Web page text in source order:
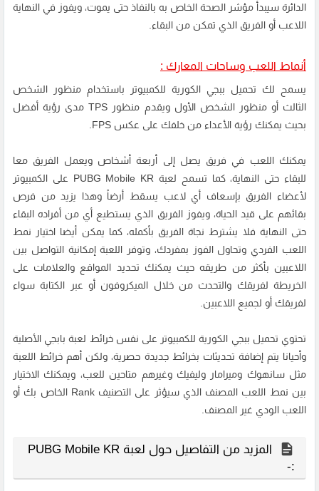
الدائرة سيبدأ مؤشر الصحة الخاص به بالنفاذ حتى يموت، ويفوز في النهاية
اللاعب أو الفريق الذي تمكن من البقاء.
أنماط اللعب وساحات المعارك :
يسمح لك تحميل ببجي الكورية للكمبيوتر باستخدام منظور الشخص
الثالث أو منظور الشخص الأول ويقدم منظور TPS مدى رؤية أفضل
بحيث يمكنك رؤية الأعداء من خلفك على عكس FPS.
يمكنك اللعب في فريق يصل إلى أربعة أشخاص ويعمل الفريق معا
للبقاء حتى النهاية، كما تسمح لعبة PUBG Mobile KR على الكمبيوتر
لأعضاء الفريق بإسعاف أي لاعب يسقط أرضاً وهذا يزيد من فرص
بقائهم على قيد الحياة، ويفوز الفريق الذي يستطيع أي من أفراده البقاء
حتى النهاية فلا يشترط نجاة الفريق بأكمله، كما يمكن أيضا اختيار نمط
اللعب الفردي وتحاول الفوز بمفردك، وتوفر اللعبة إمكانية التواصل بين
اللاعبين بأكثر من طريقه حيث يمكنك تحديد المواقع والعلامات على
الخريطة لفريقك والتحدث من خلال الميكروفون أو عبر الكتابة سواء
لفريقك أو لجميع اللاعبين.
تحتوي تحميل ببجي الكورية للكمبيوتر على نفس خرائط لعبة بابجي الأصلية
وأحيانا يتم إضافة تحديثات بخرائط جديدة حصرية، ولكن أهم خرائط اللعبة
مثل سانهوك وميرامار وليفيك وغيرهم متاحين للعب، ويمكنك الاختيار
بين نمط اللعب المصنف الذي سيؤثر على التصنيف Rank الخاص بك أو
اللعب الودي غير المصنف.
المزيد من التفاصيل حول لعبة PUBG Mobile KR
:-